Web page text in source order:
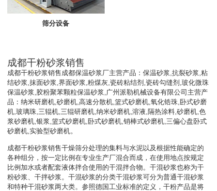
筛分设备
成都干粉砂浆销售
成都干粉砂浆销售成都保温砂浆厂主营产品：保温砂浆,抗裂砂浆,粘
结砂浆,抹面砂浆,界面砂浆,粉煤灰,瓷砖粘结剂,瓷砖勾缝剂,玻化微珠
保温砂浆,胶粉聚苯颗粒保温砂浆,广州派勒机械设备有限公司主营产
品：纳米研磨机,砂磨机,高速分散机,篮式砂磨机,氧化锆珠,卧式砂磨
机,玻璃珠,三辊机,三辊研磨机,纳米砂磨机,溶液,隔热涂料,砂磨机,色
浆砂磨机,银浆,篮式砂磨机,卧式砂磨机,销棒式砂磨机,三偏心盘卧式
砂磨机,实验型砂磨机。
成都干粉砂浆销售干燥筛分处理的集料与水泥以及根据性能确定的
各种组分，按一定比例在专业生产厂混合而成，在使用地点按规定
比例加水或者配套液体拌合使用的干混拌合物。干混砂浆也称为干
粉砂浆、干拌砂浆。干混砂浆的分类干混砂浆可分为普通干混砂浆
和特种干混砂浆两大类。参照德国工业标准的定义，干粉产品是将